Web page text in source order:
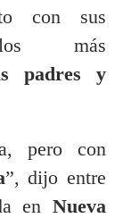
con sus
más
padres y
pero con
”, dijo entre
enNueva